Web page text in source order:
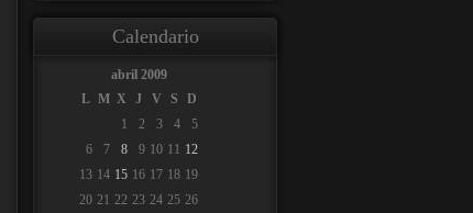
Calendario
abril 2009
L M X J V S
D
1
2 3 4
5
6
7 8 9 10 11 12
13 14 15 16 17 18 19
20 21 22 23 24 25 26